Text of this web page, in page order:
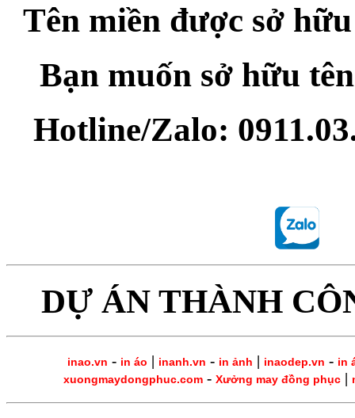
Tên miền được sở
Bạn muốn sở hữu
Hotline/Zalo:
DỰ ÁN THÀNH
inao.vn - in áo | inanh.vn - in ảnh | inaodep.vn - in
xuongmaydongphuc.com- Xưởng may đồng phục|